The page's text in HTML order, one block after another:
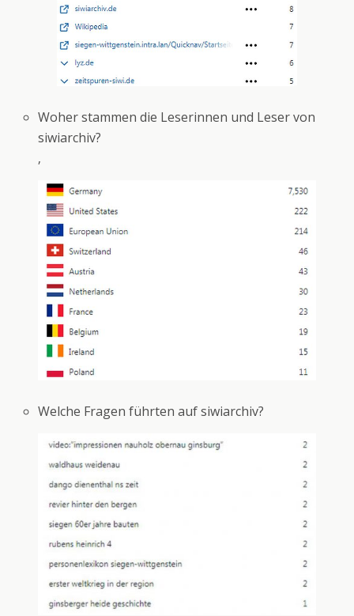
Woher stammen die Leserinnen und Leser von
siwiarchiv?
‚
Welche Fragen führten auf siwiarchiv?